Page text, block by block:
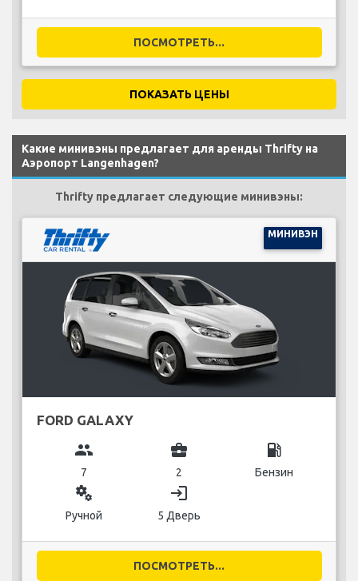
ПОСМОТРЕТЬ...
ПОКАЗАТЬ ЦЕНЫ
Какие минивэны предлагает для аренды Thrifty на
Аэропорт Langenhagen?
Thrifty предлагает следующие минивэны:
МИНИВЭН
FORD GALAXY
group
7
business_center
2
local_gas_station
Бензин
miscellaneous_services
Ручной
login
5 Дверь
ПОСМОТРЕТЬ...